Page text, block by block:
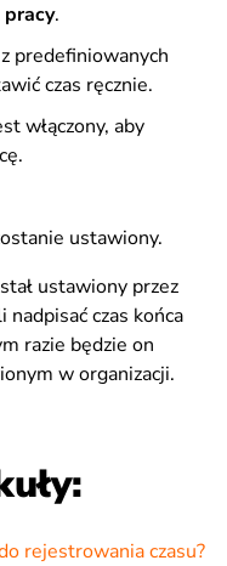
.
predefiniowanych
czas ręcznie.
włączony, aby
ustawiony.
ustawiony przez
nadpisać czas końca
razie będzie on
w organizacji.
rejestrowania czasu?